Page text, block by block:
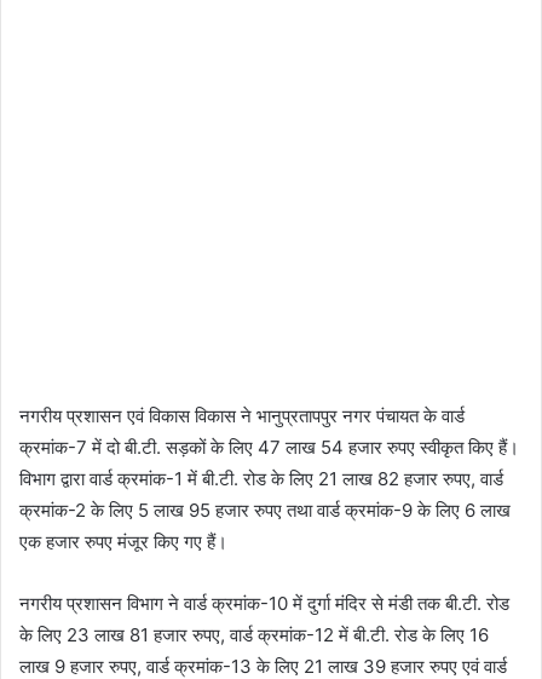
नगरीय प्रशासन एवं विकास विकास ने भानुप्रतापपुर नगर पंचायत के वार्ड
क्रमांक-7 में दो बी.टी. सड़कों के लिए 47 लाख 54 हजार रुपए स्वीकृत किए हैं।
विभाग द्वारा वार्ड क्रमांक-1 में बी.टी. रोड के लिए 21 लाख 82 हजार रुपए, वार्ड
क्रमांक-2 के लिए 5 लाख 95 हजार रुपए तथा वार्ड क्रमांक-9 के लिए 6 लाख
एक हजार रुपए मंजूर किए गए हैं।
नगरीय प्रशासन विभाग ने वार्ड क्रमांक-10 में दुर्गा मंदिर से मंडी तक बी.टी. रोड
के लिए 23 लाख 81 हजार रुपए, वार्ड क्रमांक-12 में बी.टी. रोड के लिए 16
लाख 9 हजार रुपए, वार्ड क्रमांक-13 के लिए 21 लाख 39 हजार रुपए एवं वार्ड